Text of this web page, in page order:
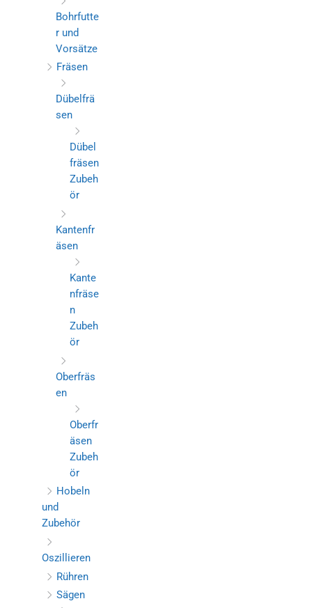
Bohrfutte
r und
Vorsätze
Fräsen
Dübelfrä
sen
Dübel
fräsen
Zubeh
ör
Kantenfr
äsen
Kante
nfräse
n
Zubeh
ör
Oberfräs
en
Oberfr
äsen
Zubeh
ör
Hobeln
und
Zubehör
Oszillieren
Rühren
Sägen